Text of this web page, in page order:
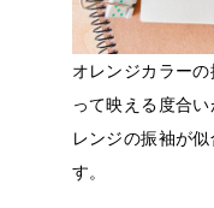
オレンジカラー
って映える度合
レンジの振袖が
す。